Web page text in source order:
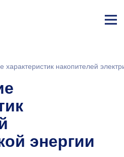
ине
характеристик накопителей
энергии